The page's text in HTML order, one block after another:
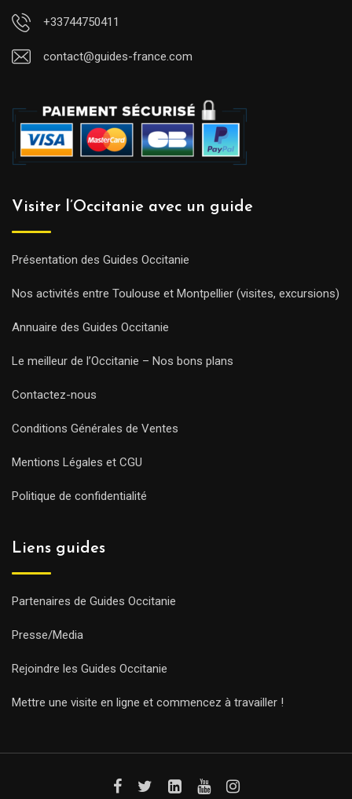
+33744750411
contact@guides-france.com
Visiter l’Occitanie avec un guide
Présentation des Guides Occitanie
Nos activités entre Toulouse et Montpellier (visites, excursions)
Annuaire des Guides Occitanie
Le meilleur de l’Occitanie – Nos bons plans
Contactez-nous
Conditions Générales de Ventes
Mentions Légales et CGU
Politique de confidentialité
Liens guides
Partenaires de Guides Occitanie
Presse/Media
Rejoindre les Guides Occitanie
Mettre une visite en ligne et commencez à travailler !